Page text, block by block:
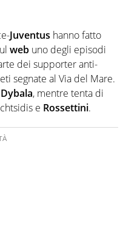
Juventus hanno fatto
web uno degli episodi
dei supporter anti-
segnate al Via del Mare.
Dybala, mentre tenta di
e Rossettini.